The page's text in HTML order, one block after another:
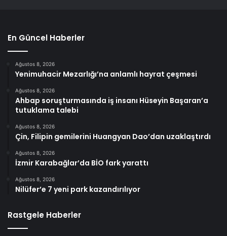
En Güncel Haberler
Ağustos 8, 2026
Yenimuhacir Mezarlığı’na anlamlı hayrat çeşmesi
Ağustos 8, 2026
Ahbap soruşturmasında iş insanı Hüseyin Başaran’a
tutuklama talebi
Ağustos 8, 2026
Çin, Filipin gemilerini Huangyan Dao’dan uzaklaştırdı
Ağustos 8, 2026
İzmir Karabağlar’da BİO fark yarattı
Ağustos 8, 2026
Nilüfer’e 7 yeni park kazandırılıyor
Rastgele Haberler